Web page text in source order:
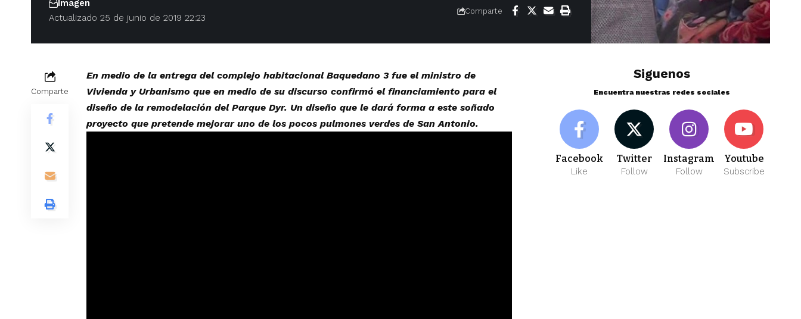
Actualizado 25 de junio de 2019 22:23
Imagen
Comparte
Comparte
En medio de la entrega del complejo habitacional Baquedano 3 fue el ministro de
Vivienda y Urbanismo que en medio de su discurso confirmó el financiamiento para el
diseño de la remodelación del Parque Dyr. Un diseño que le dará forma a este soñado
proyecto que pretende mejorar uno de los pocos pulmones verdes de San Antonio.
Siguenos
Encuentra nuestras redes sociales
Facebook
Like
Twitter
Follow
Instagram
Follow
Youtube
Subscribe